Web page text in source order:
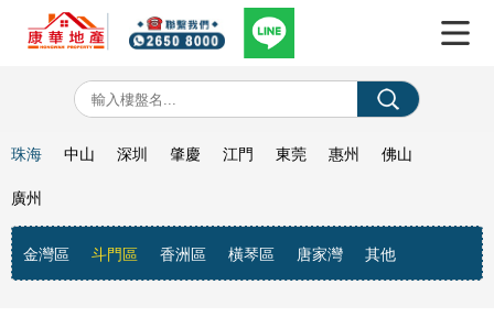
珠海
金灣區 斗門區 香洲區 橫琴區 唐家灣 其他
中山 深圳 肇慶 江門 東莞 惠州 佛山
廣州